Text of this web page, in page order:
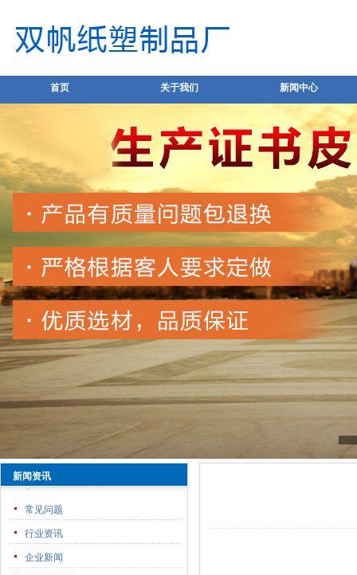
首页 关于我们 新闻中心
新闻资讯
常见问题
行业资讯
企业新闻